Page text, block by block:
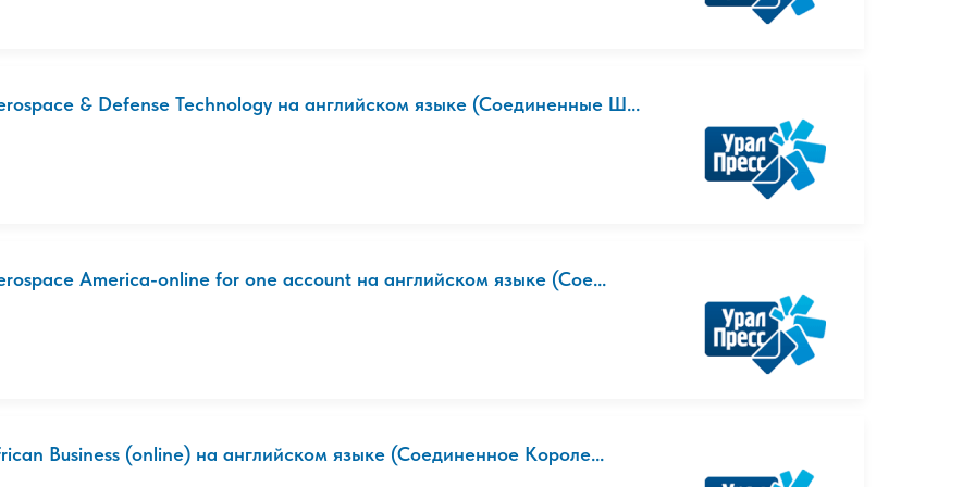
& Defense Technology на английском языке (Соединенные Ш...
America-online for one account на английском языке (Сое...
Business (online) на английском языке (Соединенное Короле...